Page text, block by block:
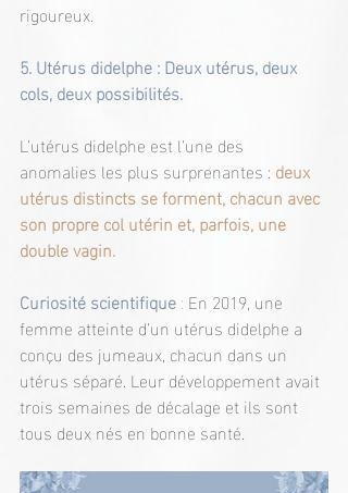
rigoureux.
5. Utérus didelphe : Deux utérus, deux
cols, deux possibilités.
L’utérus didelphe est l’une des
anomalies les plus surprenantes : deux
utérus distincts se forment, chacun avec
son propre col utérin et, parfois, une
double vagin.
Curiosité scientifique : En 2019, une
femme atteinte d’un utérus didelphe a
conçu des jumeaux, chacun dans un
utérus séparé. Leur développement avait
trois semaines de décalage et ils sont
tous deux nés en bonne santé.